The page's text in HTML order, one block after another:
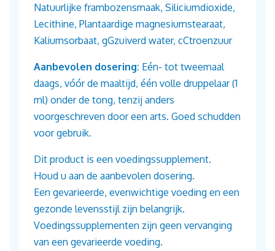
Natuurlijke frambozensmaak, Siliciumdioxide,
Lecithine, Plantaardige magnesiumstearaat,
Kaliumsorbaat, gGzuiverd water, cCtroenzuur
Aanbevolen dosering: Eén- tot tweemaal
daags, vóór de maaltijd, één volle druppelaar (1
ml) onder de tong, tenzij anders
voorgeschreven door een arts. Goed schudden
voor gebruik.
Dit product is een voedingssupplement.
Houd u aan de aanbevolen dosering.
Een gevarieerde, evenwichtige voeding en een
gezonde levensstijl zijn belangrijk.
Voedingssupplementen zijn geen vervanging
van een gevarieerde voeding.